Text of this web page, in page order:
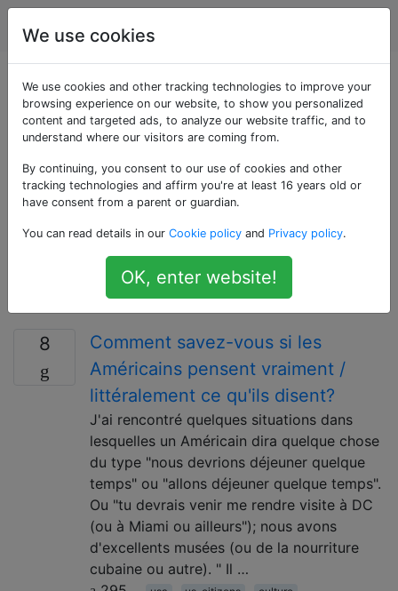
Voyage
Questions marquées
«usa»
Grand pays anglophone d'Amérique du Nord entre le
Canada et le Mexique, et les océans Pacifique et
depuis, vers ou à travers les États-Unis. Pour les
questions générales sur l'Amérique du Nord, utilisez la
balise [north-america] mais soyez plus précis (par
exemple, État) le cas échéant.
8
Comment savez-vous si les
Américains pensent vraiment /
littéralement ce qu'ils disent?
J'ai rencontré quelques situations dans
lesquelles un Américain dira quelque chose
du type "nous devrions déjeuner quelque
temps" ou "allons déjeuner quelque temps".
Ou "tu devrais venir me rendre visite à DC
(ou à Miami ou ailleurs"); nous avons
d'excellents musées (ou de la nourriture
cubaine ou autre). " Il …
We use cookies
We use cookies and other tracking technologies to improve your
browsing experience on our website, to show you personalized
content and targeted ads, to analyze our website traffic, and to
understand where our visitors are coming from.
By continuing, you consent to our use of cookies and other
tracking technologies and affirm you're at least 16 years old or
have consent from a parent or guardian.
You can read details in our Cookie policy and Privacy policy.
OK, enter website!